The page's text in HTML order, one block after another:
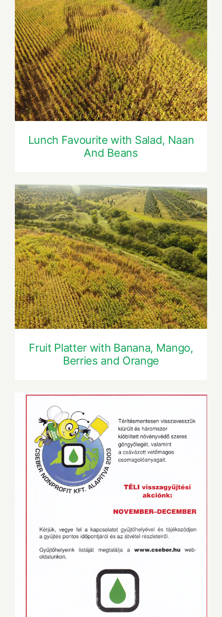
Lunch Favourite with Salad, Naan And
Beans
Lunch Favourite with Salad, Naan
And Beans
Fruit Platter with Banana, Mango,
Berries and Orange
Fruit Platter with Banana, Mango,
Berries and Orange
Ketogenic Diet Recipe with Avocado